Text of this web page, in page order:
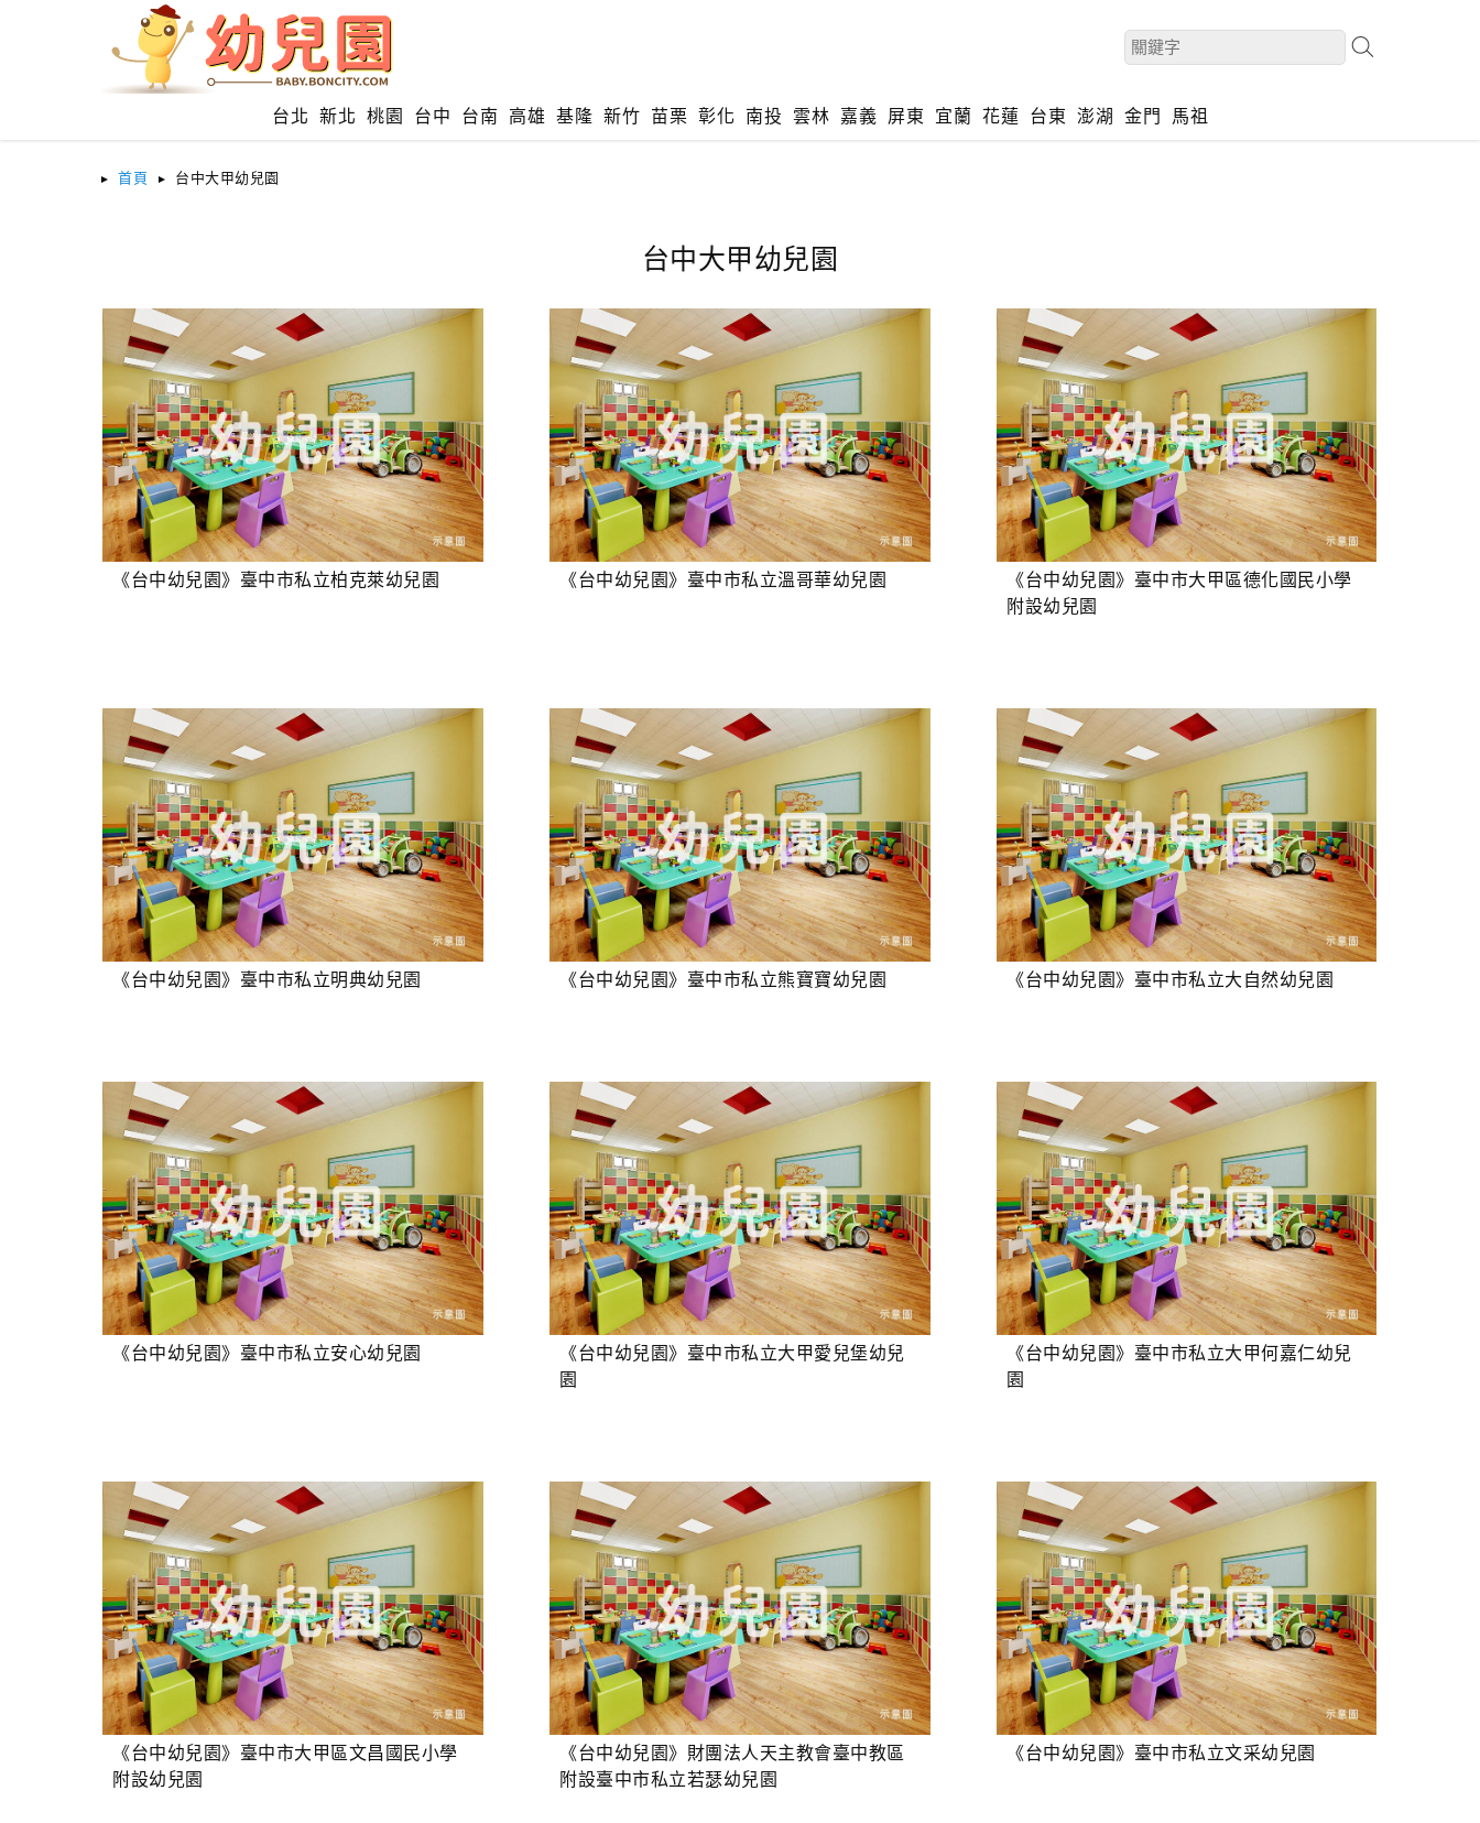
台北 新北 桃園 台中 台南 高雄 基隆 新竹 苗栗 彰化 南投 雲林 嘉義 屏東 宜蘭 花蓮 台東 澎湖 金門 馬祖
首頁 台中大甲幼兒園
台中大甲幼兒園
《台中幼兒園》臺中市私立柏克萊幼兒園 《台中幼兒園》臺中市私立溫哥華幼兒園
《台中幼兒園》臺中市大甲區德化國民小學
附設幼兒園
《台中幼兒園》臺中市私立明典幼兒園 《台中幼兒園》臺中市私立熊寶寶幼兒園 《台中幼兒園》臺中市私立大自然幼兒園
《台中幼兒園》臺中市私立安心幼兒園
《台中幼兒園》臺中市私立大甲愛兒堡幼兒
園
《台中幼兒園》臺中市私立大甲何嘉仁幼兒
園
《台中幼兒園》臺中市大甲區文昌國民小學
附設幼兒園
《台中幼兒園》財團法人天主教會臺中教區
附設臺中市私立若瑟幼兒園
《台中幼兒園》臺中市私立文采幼兒園